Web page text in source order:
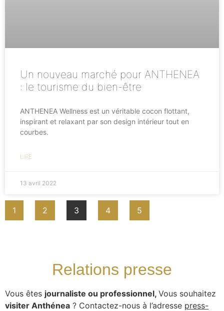
Un nouveau marché pour ANTHENEA
: le tourisme du bien-être
ANTHENEA Wellness est un véritable cocon flottant,
inspirant et relaxant par son design intérieur tout en
courbes.
LIRE
13 avril 2022
1 2 3 4 5
Relations presse
Vous êtes journaliste ou professionnel, Vous souhaitez
visiter Anthénea ? Contactez-nous à l’adresse press-